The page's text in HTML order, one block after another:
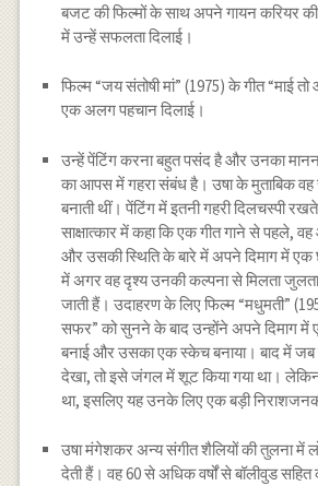
बजट की फिल्मों के साथ अपने गायन करियर
में उन्हें सफलता दिलाई।
फिल्म “जय संतोषी मां” (1975) के गीत “माई
एक अलग पहचान दिलाई।
उन्हें पेंटिंग करना बहुत पसंद है और उनका
का आपस में गहरा संबंध है। उषा के मुताबिक
बनाती थीं। पेंटिंग में इतनी गहरी दिलचस्पी
साक्षात्कार में कहा कि एक गीत गाने से पहले,
और उसकी स्थिति के बारे में अपने दिमाग में एक
में अगर वह दृश्य उनकी कल्पना से मिलता जुलता
जाती हैं। उदाहरण के लिए फिल्म “मधुमती”
सफर” को सुनने के बाद उन्होंने अपने दिमाग में
बनाई और उसका एक स्केच बनाया। बाद में जब
देखा, तो इसे जंगल में शूट किया गया था।
था, इसलिए यह उनके लिए एक बड़ी
उषा मंगेशकर अन्य संगीत शैलियों की तुलना में
देती हैं। वह 60 से अधिक वर्षों से बॉलीवुड